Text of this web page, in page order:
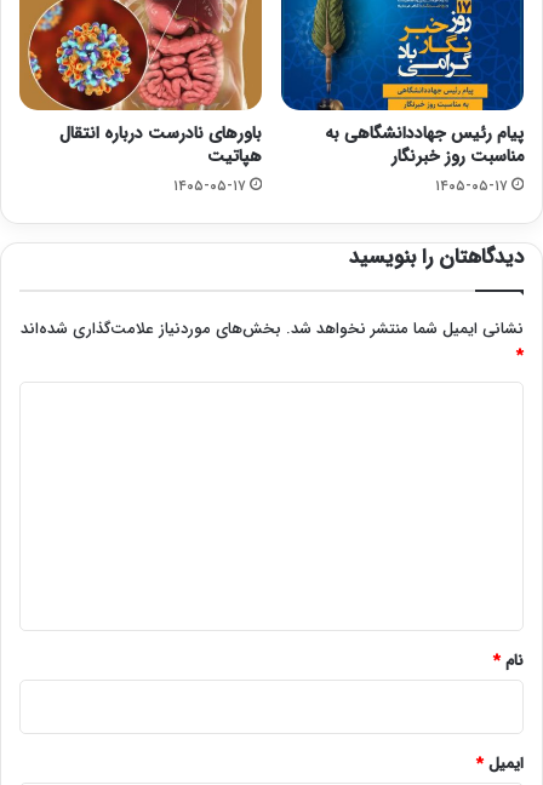
پیام رئیس جهاددانشگاهی به
مناسبت روز خبرنگار
۱۴۰۵-۰۵-۱۷
باورهای نادرست درباره انتقال
هپاتیت
۱۴۰۵-۰۵-۱۷
دیدگاهتان را بنویسید
نشانی ایمیل شما منتشر نخواهد شد. بخش‌های موردنیاز علامت‌گذاری شده‌اند
*
نام*
ایمیل*